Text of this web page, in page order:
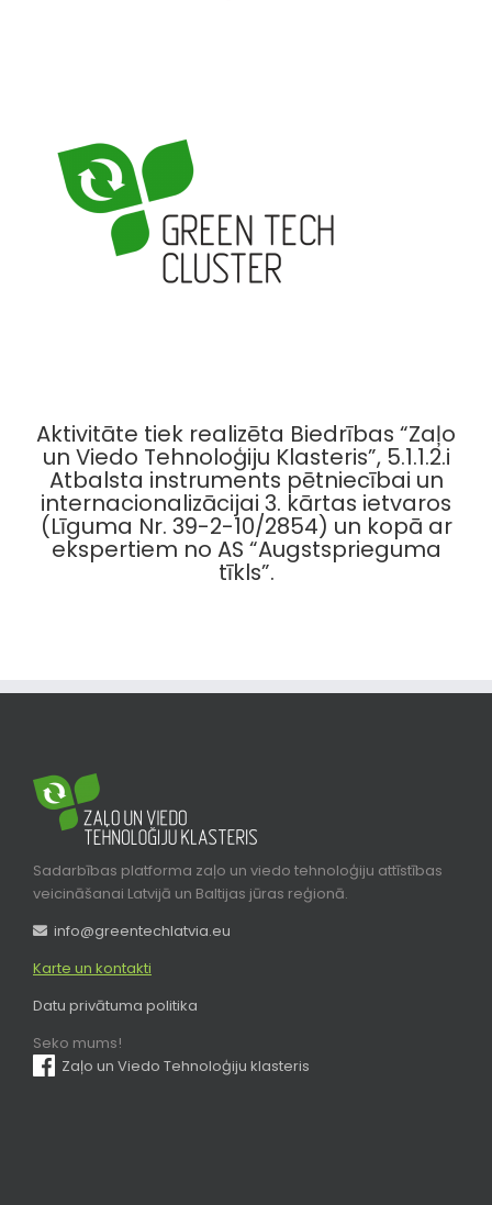
Aktivitāte tiek realizēta Biedrības “Zaļo
un Viedo Tehnoloģiju Klasteris”, 5.1.1.2.i
Atbalsta instruments pētniecībai un
internacionalizācijai 3. kārtas ietvaros
(Līguma Nr. 39-2-10/2854) un kopā ar
ekspertiem no AS “Augstsprieguma
tīkls”.
Sadarbības platforma zaļo un viedo tehnoloģiju attīstības
veicināšanai Latvijā un Baltijas jūras reģionā.
info@greentechlatvia.eu
Karte un kontakti
Datu privātuma politika
Seko mums!
Zaļo un Viedo Tehnoloģiju klasteris